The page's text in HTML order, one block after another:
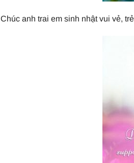
Chúc anh trai em sinh nhật vui vẻ,